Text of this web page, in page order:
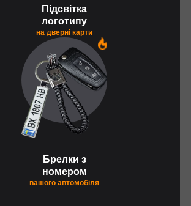
Підсвітка
логотипу
на дверні карти
Брелки з
номером
вашого автомобіля